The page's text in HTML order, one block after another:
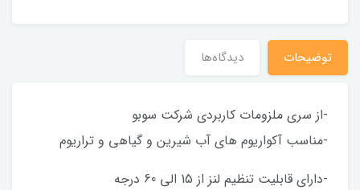
توضیحات دیدگاه‌ها
-از سری ملزومات کاربردی شرکت سوبو
-مناسب آکواریوم های آب شیرین و گیاهی و تراریوم
-دارای قابلیت تنظیم لنز از 15 الی 60 درجه